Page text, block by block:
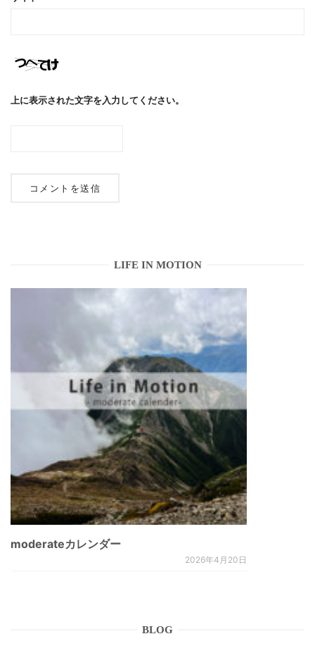
上に表示された文字を入力してください。
LIFE IN MOTION
moderateカレンダー
2026年4月20日
BLOG